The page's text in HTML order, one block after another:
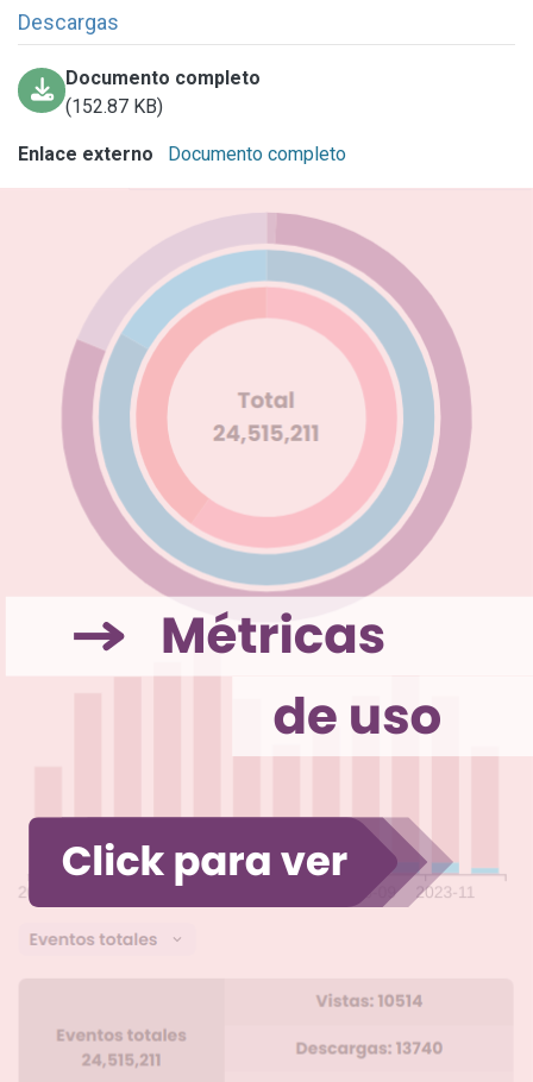
Descargas
Documento completo
(152.87 KB)
Enlace externo Documento completo